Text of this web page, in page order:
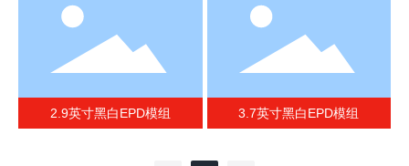
2.9英寸黑白EPD模组 3.7英寸黑白EPD模组